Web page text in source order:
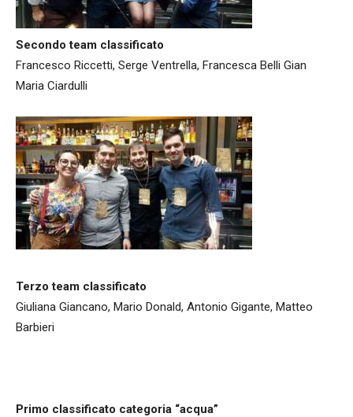
Secondo team classificato
Francesco Riccetti, Serge Ventrella, Francesca Belli Gian
Maria Ciardulli
Terzo team classificato
Giuliana Giancano, Mario Donald, Antonio Gigante, Matteo
Barbieri
Primo classificato categoria “acqua”